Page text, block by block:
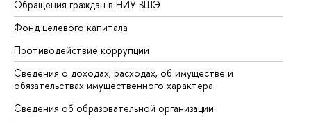
Обращения граждан в НИУ ВШЭ
Фонд целевого капитала
Противодействие коррупции
Сведения о доходах, расходах, об имуществе и
обязательствах имущественного характера
Сведения об образовательной организации